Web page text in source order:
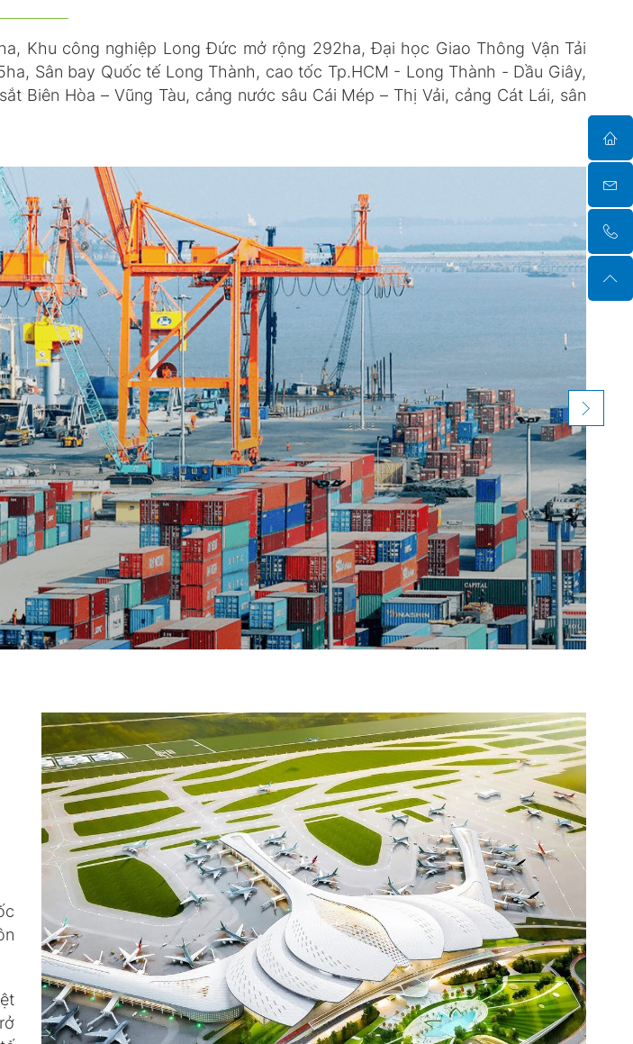
Khu công nghiệp Long Đức mở rộng 292ha, Đại học Giao Thông Vận Tải
Sân bay Quốc tế Long Thành, cao tốc Tp.HCM - Long Thành - Dầu Giây,
Biên Hòa – Vũng Tàu, cảng nước sâu Cái Mép – Thị Vải, cảng Cát Lái, sân